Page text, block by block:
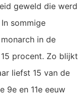
geweld die werd
sommige
in de
procent. Zo blijkt
liefst 15 van de
9e en 11e eeuw